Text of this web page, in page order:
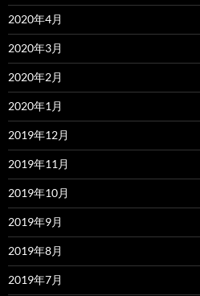
2020年4月
2020年3月
2020年2月
2020年1月
2019年12月
2019年11月
2019年10月
2019年9月
2019年8月
2019年7月